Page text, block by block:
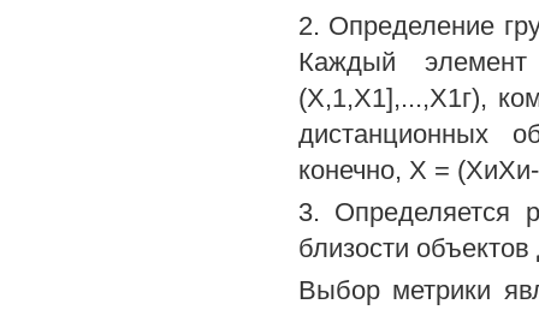
2. Определение
Каждый
(Х,1,Х1],...,Х1г),
дистанционных
конечно, X =
3. Определяется
близости объектов
Выбор метрики